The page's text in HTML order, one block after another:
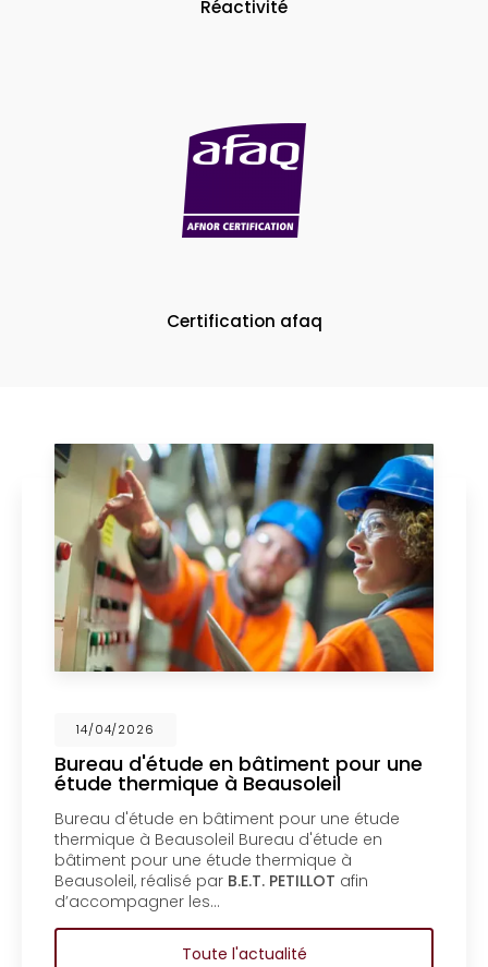
Réactivité
Certification afaq
14/04/2026
Bureau d'étude en bâtiment pour une
étude thermique à Beausoleil
Bureau d'étude en bâtiment pour une étude
thermique à Beausoleil Bureau d'étude en
bâtiment pour une étude thermique à
Beausoleil, réalisé parB.E.T. PETILLOTafin
d’accompagner les…
Toute l'actualité